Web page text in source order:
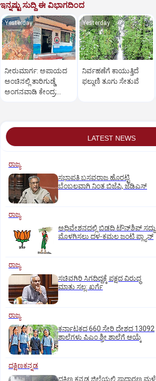
ಇನ್ನಷ್ಟು ಸುದ್ದಿ ಈ ವಿಭಾಗದಿಂದ
Yesterday
ನೀರುಮಾರ್ಗ: ಅಪಾಯದ
ಅಂಚಿನಲ್ಲಿ ತಾರಿಗುಡ್ಡೆ
ಅಂಗನವಾಡಿ ಕೇಂದ್ರ;
Yesterday
ನಿರ್ವಹಣೆಗೆ ಕಾಯುತ್ತಿದೆ
ಫಲ್ಗುಣಿ ತೂಗು ಸೇತುವೆ
LATEST NEWS
ರಾಜ್ಯ
ಸಭಾಪತಿ ಬಸವರಾಜ ಹೊರಟ್ಟಿ
ಬೆಂಬಲವಾಗಿ ನಿಂತ ಬಿಜೆಪಿ, ಜೆಡಿಎಸ್
ರಾಜ್ಯ
ಅಧಿವೇಶನದಲ್ಲಿ ಬಿಡದಿ ಟೌನ್‌ಶಿಪ್‌ ಸದ್ದು
ಮೊಳಗಿಸಲು ದಳ-ಕಮಲ ಜಂಟಿ ಪ್ಲ್ಯಾನ್‌
ರಾಜ್ಯ
ಸಚಿವಗಿರಿ ಸಿಗದಿದ್ದಕ್ಕೆ ಪಕ್ಷದ ವಿರುದ್ಧ
ಮಾತು ಸಲ್ಲ: ಖರ್ಗೆ
ರಾಜ್ಯ
ಕರ್ನಾಟಕದ 660 ಸೇರಿ ದೇಶದ 13092
ಶಾಲೆಗಳು ಪಿಎಂ ಶ್ರೀ ಶಾಲೆಗೆ ಆಯ್ಕೆ
ದಕ್ಷಿಣಕನ್ನಡ
ದಕ್ಷಿಣ ಕನ್ನಡ ಜಿಲ್ಲೆಯಲ್ಲಿ ಸಾಧಾರಣ ಮಳೆ